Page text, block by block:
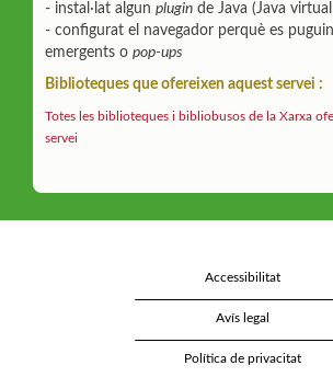
- instal·lat algun plugin de Java (Java
- configurat el navegador perquè es
emergents o pop-ups
Biblioteques que ofereixen aquest servei :
Totes les biblioteques i bibliobusos de la Xarxa
servei
Accessibilitat
Avís legal
Política de privacitat